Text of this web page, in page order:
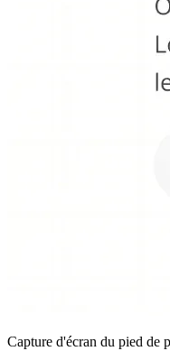
Capture d'écran du pied de